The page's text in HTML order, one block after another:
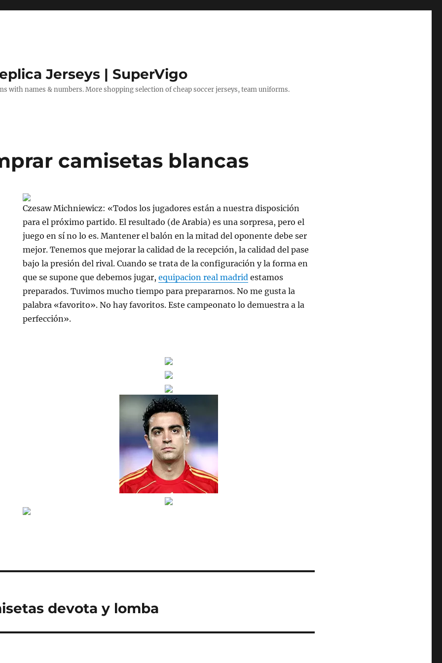
Jerseys | SuperVigo
with names & numbers. More shopping selection of cheap soccer jerseys, team uniforms.
camisetas blancas
Czesaw Michniewicz: «Todos los jugadores están a nuestra disposición
para el próximo partido. El resultado (de Arabia) es una sorpresa, pero el
juego en sí no lo es. Mantener el balón en la mitad del oponente debe ser
mejor. Tenemos que mejorar la calidad de la recepción, la calidad del pase
bajo la presión del rival. Cuando se trata de la configuración y la forma en
que se supone que debemos jugar,equipacion real madrid estamos
preparados. Tuvimos mucho tiempo para prepararnos. No me gusta la
palabra «favorito». No hay favoritos. Este campeonato lo demuestra a la
perfección».
devota y lomba